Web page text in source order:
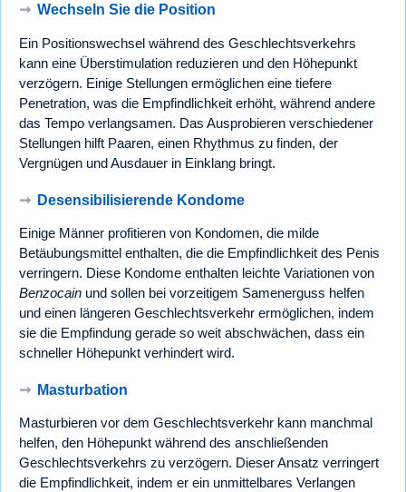
➞ Wechseln Sie die Position
Ein Positionswechsel während des Geschlechtsverkehrs
kann eine Überstimulation reduzieren und den Höhepunkt
verzögern. Einige Stellungen ermöglichen eine tiefere
Penetration, was die Empfindlichkeit erhöht, während andere
das Tempo verlangsamen. Das Ausprobieren verschiedener
Stellungen hilft Paaren, einen Rhythmus zu finden, der
Vergnügen und Ausdauer in Einklang bringt.
➞ Desensibilisierende Kondome
Einige Männer profitieren von Kondomen, die milde
Betäubungsmittel enthalten, die die Empfindlichkeit des Penis
verringern. Diese Kondome enthalten leichte Variationen von
Benzocain und sollen bei vorzeitigem Samenerguss helfen
und einen längeren Geschlechtsverkehr ermöglichen, indem
sie die Empfindung gerade so weit abschwächen, dass ein
schneller Höhepunkt verhindert wird.
➞ Masturbation
Masturbieren vor dem Geschlechtsverkehr kann manchmal
helfen, den Höhepunkt während des anschließenden
Geschlechtsverkehrs zu verzögern. Dieser Ansatz verringert
die Empfindlichkeit, indem er ein unmittelbares Verlangen